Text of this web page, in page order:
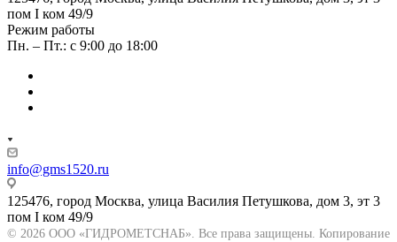
пом I ком 49/9
Режим работы
Пн. – Пт.: с 9:00 до 18:00
info@gms1520.ru
125476, город Москва, улица Василия Петушкова, дом 3, эт 3
пом I ком 49/9
© 2026 ООО «ГИДРОМЕТСНАБ». Все права защищены. Копирование